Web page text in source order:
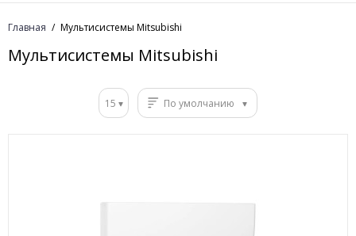
Главная Мультисистемы Mitsubishi
Мультисистемы Mitsubishi
15 По умолчанию